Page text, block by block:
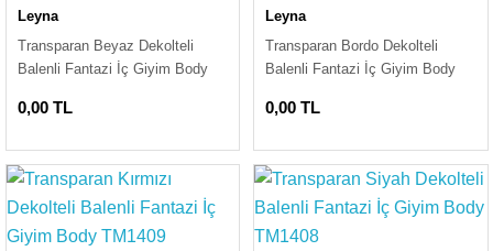
Leyna
Transparan Beyaz Dekolteli
Balenli Fantazi İç Giyim Body
0,00 TL
Leyna
Transparan Bordo Dekolteli
Balenli Fantazi İç Giyim Body
0,00 TL